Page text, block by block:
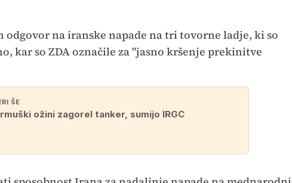
odgovor na iranske napade na tri tovorne ladje, ki so
kar so ZDA označile za "jasno kršenje prekinitve
ŠE
ožini zagorel tanker, sumijo IRGC